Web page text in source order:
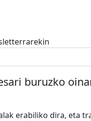
buruzko
erabiliko dira, eta